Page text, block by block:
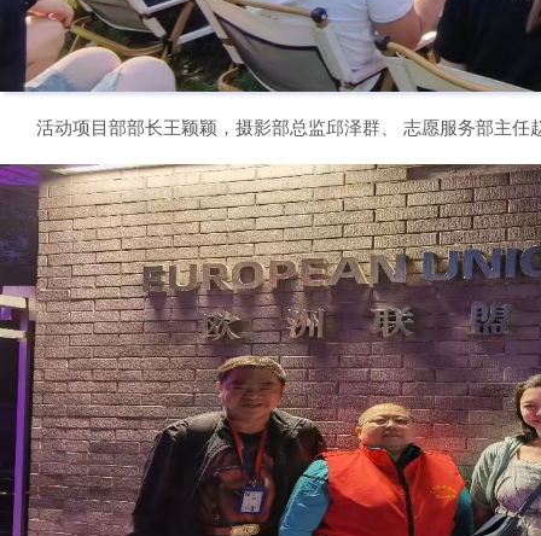
活动项目部部长王颖颖，摄影部总监邱泽群、 志愿服务部主任